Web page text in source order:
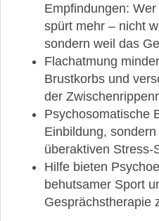
Empfindungen:
spürt mehr – nicht
sondern weil das
Flachatmung
Brustkorbs und
der
Psychosomatische
Einbildung,
überaktiven Stress-
Hilfe bieten
behutsamer Sport
Gesprächstherapie